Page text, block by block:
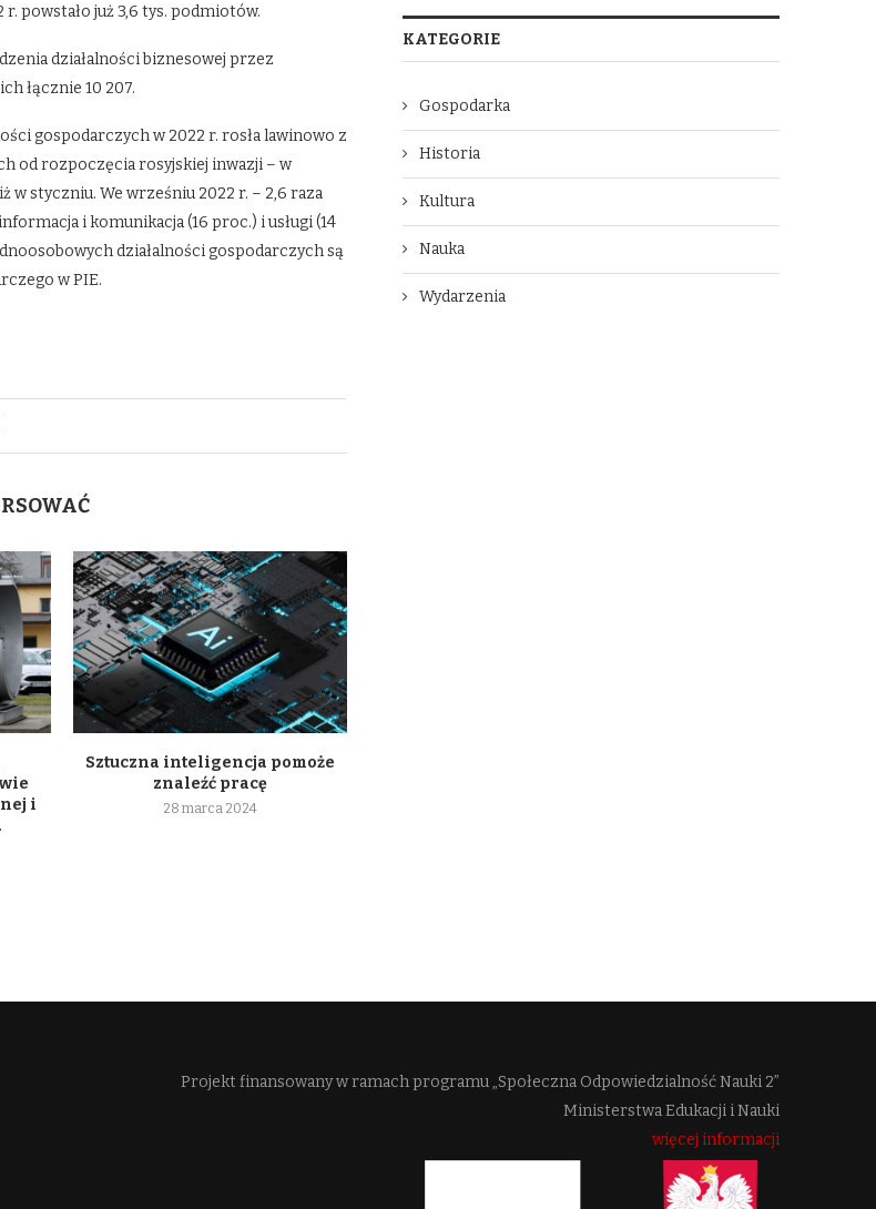
powstało już 3,6 tys. podmiotów.
działalności biznesowej przez
łącznie 10 207.
gospodarczych w 2022 r. rosła lawinowo z
od rozpoczęcia rosyjskiej inwazji – w
w styczniu. We wrześniu 2022 r. – 2,6 raza
i komunikacja (16 proc.) i usługi (14
działalności gospodarczych są
w PIE.
i
Sztuczna inteligencja pomoże
znaleźć pracę
28 marca 2024
KATEGORIE
Gospodarka
Historia
Kultura
Nauka
Wydarzenia
Projekt finansowany w ramach programu „Społeczna Odpowiedzialność Nauki 2”
Ministerstwa Edukacji i Nauki
więcej informacji